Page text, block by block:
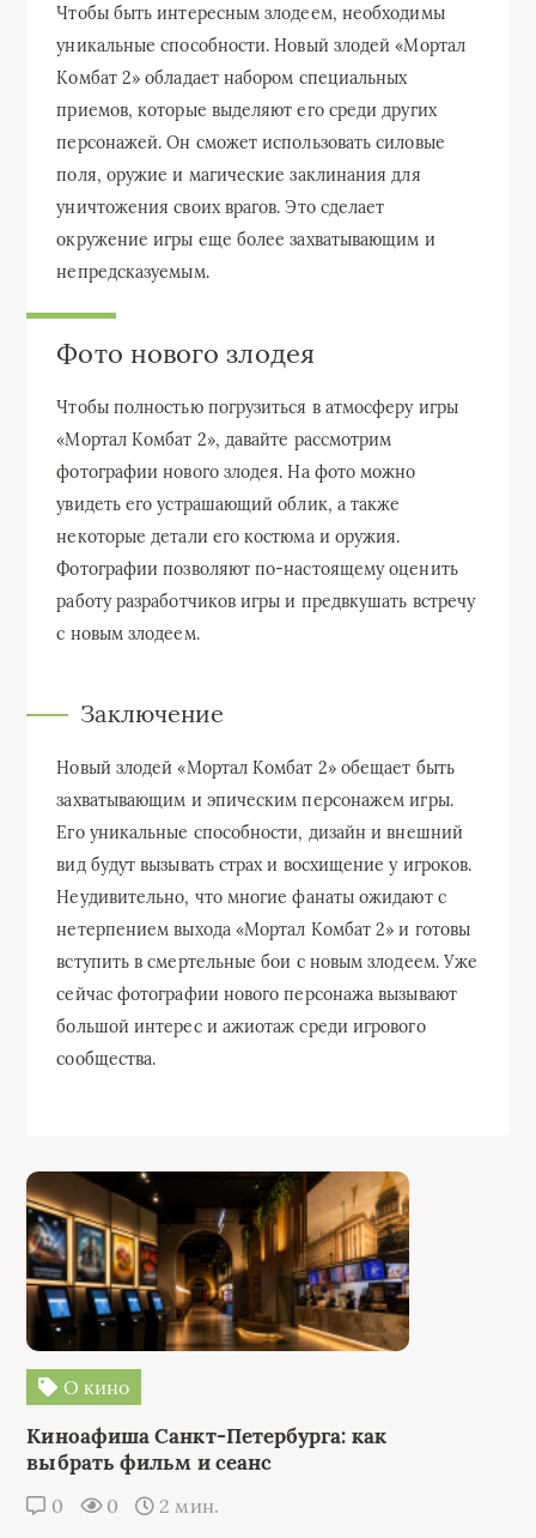
Чтобы быть интересным злодеем, необходимы
уникальные способности. Новый злодей «Мортал
Комбат 2» обладает набором специальных
приемов, которые выделяют его среди других
персонажей. Он сможет использовать силовые
поля, оружие и магические заклинания для
уничтожения своих врагов. Это сделает
окружение игры еще более захватывающим и
непредсказуемым.
Фото нового злодея
Чтобы полностью погрузиться в атмосферу игры
«Мортал Комбат 2», давайте рассмотрим
фотографии нового злодея. На фото можно
увидеть его устрашающий облик, а также
некоторые детали его костюма и оружия.
Фотографии позволяют по-настоящему оценить
работу разработчиков игры и предвкушать встречу
с новым злодеем.
Заключение
Новый злодей «Мортал Комбат 2» обещает быть
захватывающим и эпическим персонажем игры.
Его уникальные способности, дизайн и внешний
вид будут вызывать страх и восхищение у игроков.
Неудивительно, что многие фанаты ожидают с
нетерпением выхода «Мортал Комбат 2» и готовы
вступить в смертельные бои с новым злодеем. Уже
сейчас фотографии нового персонажа вызывают
большой интерес и ажиотаж среди игрового
сообщества.
О кино
Киноафиша Санкт-Петербурга: как
выбрать фильм и сеанс
0 0 2 мин.